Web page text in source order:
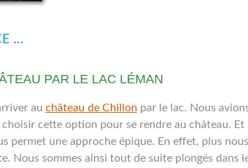
...
PAR LE LAC LÉMAN
au château de Chillon par le lac. Nous
cette option pour se rendre au château.
permet une approche épique. En effet, plus
Nous sommes ainsi tout de suite plongés dans